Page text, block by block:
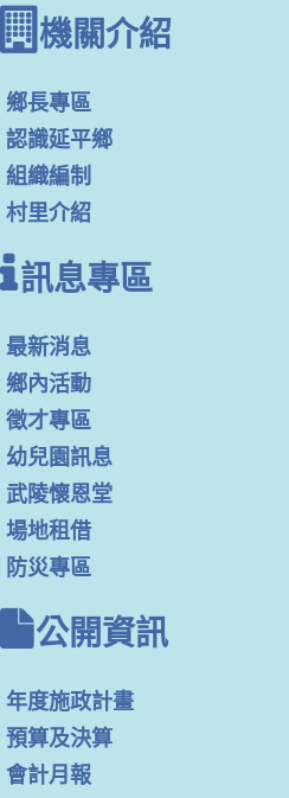
機關介紹
鄉長專區
認識延平鄉
組織編制
村里介紹
訊息專區
最新消息
鄉內活動
徵才專區
幼兒園訊息
武陵懷恩堂
場地租借
防災專區
公開資訊
年度施政計畫
預算及決算
會計月報